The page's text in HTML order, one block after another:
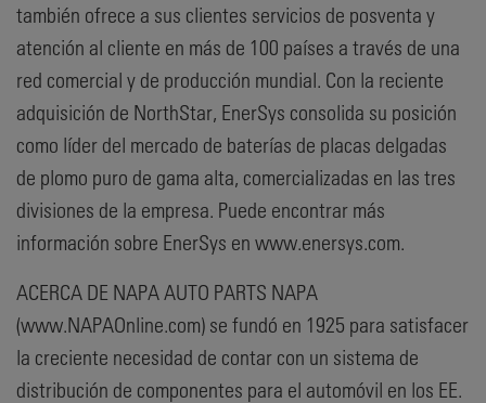
también ofrece a sus clientes servicios de posventa y
atención al cliente en más de 100 países a través de una
red comercial y de producción mundial. Con la reciente
adquisición de NorthStar, EnerSys consolida su posición
como líder del mercado de baterías de placas delgadas
de plomo puro de gama alta, comercializadas en las tres
divisiones de la empresa. Puede encontrar más
información sobre EnerSys en www.enersys.com.
ACERCA DE NAPA AUTO PARTS NAPA
(www.NAPAOnline.com) se fundó en 1925 para satisfacer
la creciente necesidad de contar con un sistema de
distribución de componentes para el automóvil en los EE.